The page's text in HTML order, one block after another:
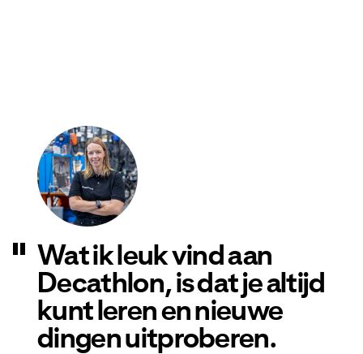
Wat ik leuk vind aan
Decathlon, is dat je altijd
kunt leren en nieuwe
dingen uitproberen.